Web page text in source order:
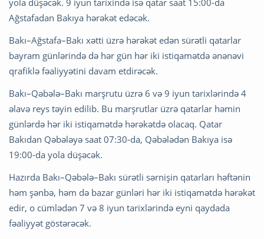
yola düşəcək. 9 iyun tarixində isə qatar saat 15:00-da
Ağstafadan Bakıya hərəkət edəcək.
Bakı–Ağstafa–Bakı xətti üzrə hərəkət edən sürətli qatarlar
bayram günlərində də hər gün hər iki istiqamətdə ənənəvi
qrafiklə fəaliyyətini davam etdirəcək.
Bakı–Qəbələ–Bakı marşrutu üzrə 6 və 9 iyun tarixlərində 4
əlavə reys təyin edilib. Bu marşrutlar üzrə qatarlar həmin
günlərdə hər iki istiqamətdə hərəkətdə olacaq. Qatar
Bakıdan Qəbələyə saat 07:30-da, Qəbələdən Bakıya isə
19:00-da yola düşəcək.
Hazırda Bakı–Qəbələ–Bakı sürətli sərnişin qatarları həftənin
həm şənbə, həm də bazar günləri hər iki istiqamətdə hərəkət
edir, o cümlədən 7 və 8 iyun tarixlərində eyni qaydada
fəaliyyət göstərəcək.